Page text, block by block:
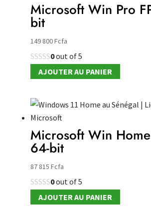
Microsoft Win Pro
bit
149 800Fcfa
0out of 5
AJOUTER AU PANIER
Microsoft Win Home
64-bit
87 815 Fcfa
0out of 5
AJOUTER AU PANIER